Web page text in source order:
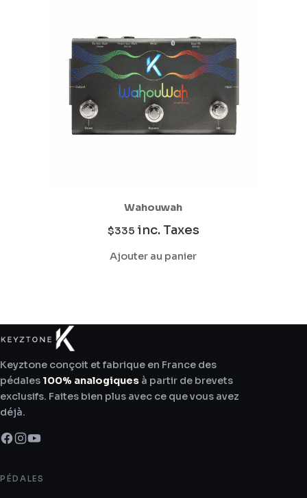
Wahouwah
$335 inc. Taxes
Ajouter au panier
Keyztone conçoit et fabrique en France des
pédales 100% analogiques à partir de brevets
exclusifs. Faites bien plus avec ce que vous avez
déjà.
PÉDALES